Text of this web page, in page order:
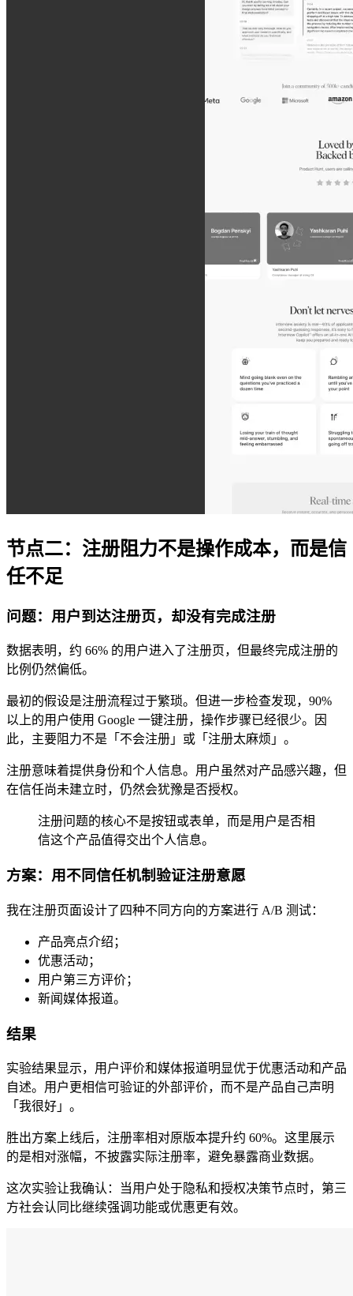
节点二：注册阻力不是操作成本，而是信
任不足
问题：用户到达注册页，却没有完成注册
数据表明，约 66% 的用户进入了注册页，但最终完成注册的
比例仍然偏低。
最初的假设是注册流程过于繁琐。但进一步检查发现，90%
以上的用户使用 Google 一键注册，操作步骤已经很少。因
此，主要阻力不是「不会注册」或「注册太麻烦」。
注册意味着提供身份和个人信息。用户虽然对产品感兴趣，但
在信任尚未建立时，仍然会犹豫是否授权。
注册问题的核心不是按钮或表单，而是用户是否相
信这个产品值得交出个人信息。
方案：用不同信任机制验证注册意愿
我在注册页面设计了四种不同方向的方案进行 A/B 测试：
产品亮点介绍；
优惠活动；
用户第三方评价；
新闻媒体报道。
结果
实验结果显示，用户评价和媒体报道明显优于优惠活动和产品
自述。用户更相信可验证的外部评价，而不是产品自己声明
「我很好」。
胜出方案上线后，注册率相对原版本提升约 60%。这里展示
的是相对涨幅，不披露实际注册率，避免暴露商业数据。
这次实验让我确认：当用户处于隐私和授权决策节点时，第三
方社会认同比继续强调功能或优惠更有效。